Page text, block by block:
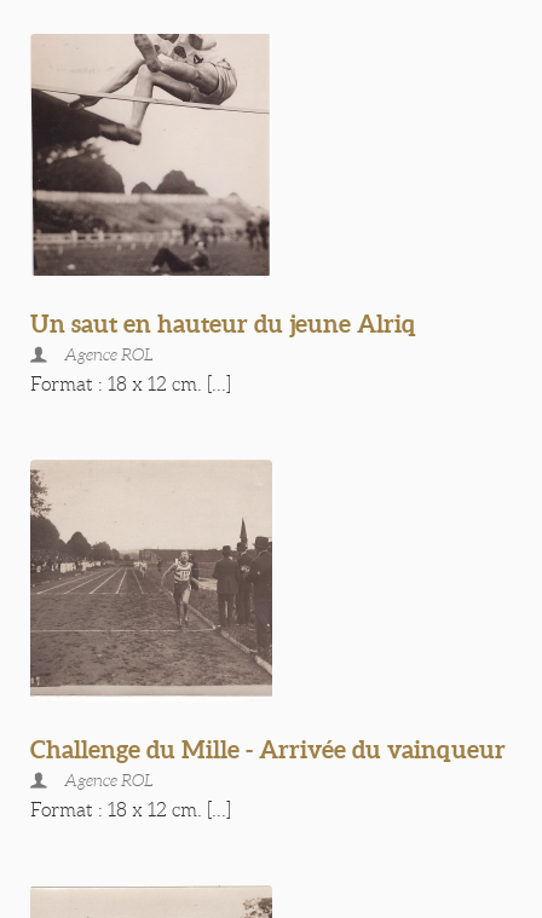
Un saut en hauteur du jeune Alriq
Agence ROL
Format : 18 x 12 cm. [...]
Challenge du Mille - Arrivée du vainqueur
Agence ROL
Format : 18 x 12 cm. [...]